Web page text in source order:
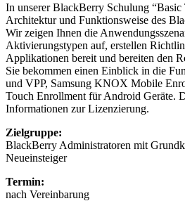
In unserer BlackBerry Schulung “Basic
Architektur und Funktionsweise des
Wir zeigen Ihnen die
Aktivierungstypen auf, erstellen
Applikationen bereit und bereiten den
Sie bekommen einen Einblick in die
und VPP, Samsung KNOX Mobile
Touch Enrollment für Android Geräte.
Informationen zur Lizenzierung.
Zielgruppe:
BlackBerry Administratoren mit
Neueinsteiger
Termin:
nach Vereinbarung